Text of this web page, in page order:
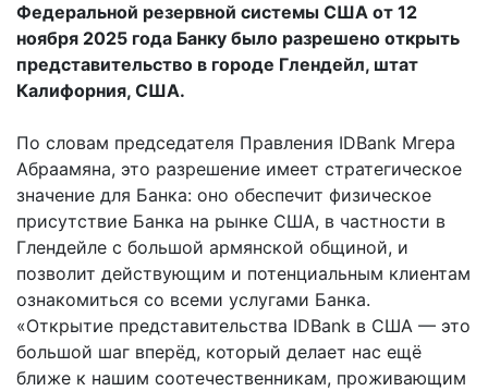
Федеральной резервной системы США от 12
ноября 2025 года Банку было разрешено открыть
представительство в городе Глендейл, штат
Калифорния, США.
По словам председателя Правления IDBank Мгера
Абраамяна, это разрешение имеет стратегическое
значение для Банка: оно обеспечит физическое
присутствие Банка на рынке США, в частности в
Глендейле с большой армянской общиной, и
позволит действующим и потенциальным клиентам
ознакомиться со всеми услугами Банка.
«Открытие представительства IDBank в США — это
большой шаг вперёд, который делает нас ещё
ближе к нашим соотечественникам, проживающим